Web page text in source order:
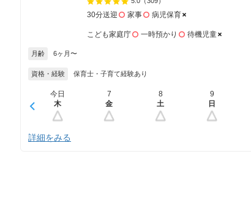
30分送迎 家事 病児保育
こども家庭庁 一時預かり 待機児童
月齢 6ヶ月〜
資格・経験 保育士・子育て経験あり
今日
木
7
金
8
土
9
日
詳細をみる